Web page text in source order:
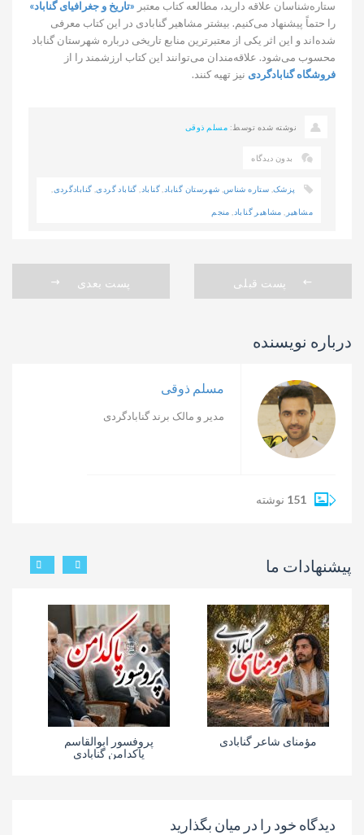
ستاره‌شناسان علاقه دارید، مطالعه کتاب معتبر «تاریخ و جغرافیای گناباد»
را حتماً پیشنهاد می‌کنیم. بیشتر مشاهیر گنابادی در این کتاب معرفی
شده‌اند و این اثر یکی از معتبرترین منابع تاریخی درباره شهرستان گناباد
محسوب می‌شود. علاقه‌مندان می‌توانند این کتاب ارزشمند را از
فروشگاه گنابادگردی نیز تهیه کنند.
نوشته شده توسط: مسلم ذوقی
بدون دیدگاه
پزشک ستاره شناس شهرستان گناباد ,گناباد گناباد گردی, گنابادگردی
مشاهیر مشاهیر گناباد منجم
پست قبلی پست بعدی
درباره نویسنده
مسلم ذوقی
مدیر و مالک برند گنابادگردی
151 نوشته
پیشنهادات ما
پروفسور ابوالقاسم
پاکدامن گنابادی
مؤمنای شاعر گنابادی
دیدگاه خود را در میان بگذارید